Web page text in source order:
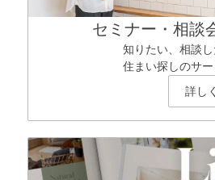
セミナー・相談
知りたい、相談
住まい探しのサ
詳し